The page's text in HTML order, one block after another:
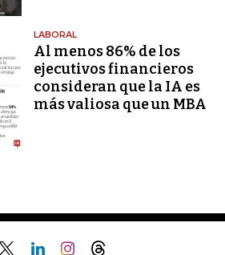
LABORAL
Al menos 86% de los
ejecutivos financieros
consideran que la IA es
más valiosa que un MBA